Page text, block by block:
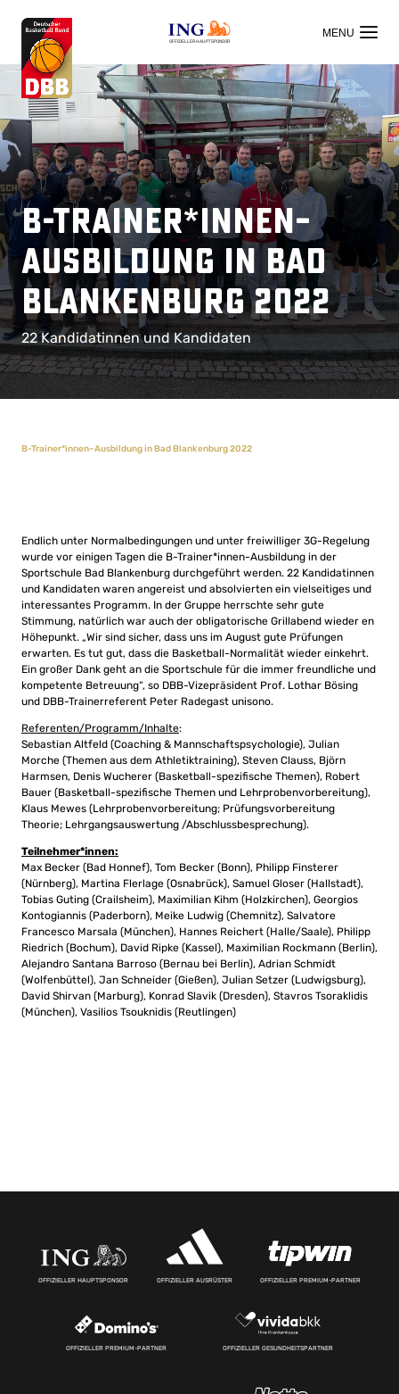
OFFIZIELLER HAUPTSPONSOR
B-Trainer*innen–
Ausbildung in Bad
Blankenburg 2022
22 Kandidatinnen und Kandidaten
B-Trainer*innen–Ausbildung in Bad Blankenburg 2022
Endlich unter Normalbedingungen und unter freiwilliger 3G-Regelung
wurde vor einigen Tagen die B-Trainer*innen-Ausbildung in der
Sportschule Bad Blankenburg durchgeführt werden. 22 Kandidatinnen
und Kandidaten waren angereist und absolvierten ein vielseitiges und
interessantes Programm. In der Gruppe herrschte sehr gute
Stimmung, natürlich war auch der obligatorische Grillabend wieder en
Höhepunkt. „Wir sind sicher, dass uns im August gute Prüfungen
erwarten. Es tut gut, dass die Basketball-Normalität wieder einkehrt.
Ein großer Dank geht an die Sportschule für die immer freundliche und
kompetente Betreuung“, so DBB-Vizepräsident Prof. Lothar Bösing
und DBB-Trainerreferent Peter Radegast unisono.
Referenten/Programm/Inhalte:
Sebastian Altfeld (Coaching & Mannschaftspsychologie), Julian
Morche (Themen aus dem Athletiktraining), Steven Clauss, Björn
Harmsen, Denis Wucherer (Basketball-spezifische Themen), Robert
Bauer (Basketball-spezifische Themen und Lehrprobenvorbereitung),
Klaus Mewes (Lehrprobenvorbereitung; Prüfungsvorbereitung
Theorie; Lehrgangsauswertung /Abschlussbesprechung).
Teilnehmer*innen:
Max Becker (Bad Honnef), Tom Becker (Bonn), Philipp Finsterer
(Nürnberg), Martina Flerlage (Osnabrück), Samuel Gloser (Hallstadt),
Tobias Guting (Crailsheim), Maximilian Kihm (Holzkirchen), Georgios
Kontogiannis (Paderborn), Meike Ludwig (Chemnitz), Salvatore
Francesco Marsala (München), Hannes Reichert (Halle/Saale), Philipp
Riedrich (Bochum), David Ripke (Kassel), Maximilian Rockmann (Berlin),
Alejandro Santana Barroso (Bernau bei Berlin), Adrian Schmidt
(Wolfenbüttel), Jan Schneider (Gießen), Julian Setzer (Ludwigsburg),
David Shirvan (Marburg), Konrad Slavik (Dresden), Stavros Tsoraklidis
(München), Vasilios Tsouknidis (Reutlingen)
OFFIZIELLER HAUPTSPONSOR OFFIZIELLER AUSRÜSTER OFFIZIELLER PREMIUM-PARTNER
OFFIZIELLER PREMIUM-PARTNER OFFIZIELLER GESUNDHEITSPARTNER